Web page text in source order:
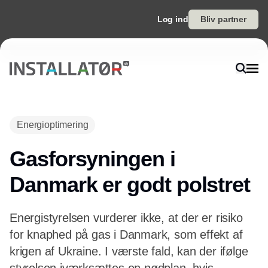
Log ind Bliv partner
Energioptimering
Gasforsyningen i
Danmark er godt polstret
Energistyrelsen vurderer ikke, at der er risiko
for knaphed på gas i Danmark, som effekt af
krigen af Ukraine. I værste fald, kan der ifølge